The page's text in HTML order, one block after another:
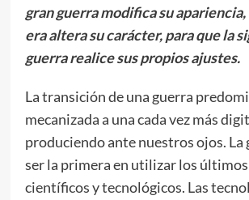
gran guerra modifica su apariencia,
era altera su carácter, para que la
guerra realice sus propios ajustes.
La transición de una guerra
mecanizada a una cada vez más
produciendo ante nuestros ojos. La
ser la primera en utilizar los últimos
científicos y tecnológicos. Las